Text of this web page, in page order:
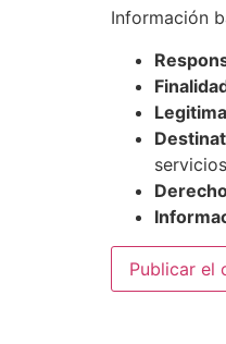
Información